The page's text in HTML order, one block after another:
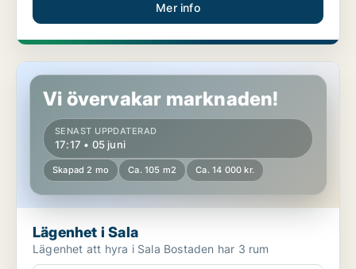
Mer info
Lägenhet i Sala
Vi övervakar marknaden!
SENAST UPPDATERAD
17:17 • 05 juni
Skapad 2 mo Ca. 105 m2 Ca. 14 000 kr.
Lägenhet i Sala
Lägenhet att hyra i Sala Bostaden har 3 rum